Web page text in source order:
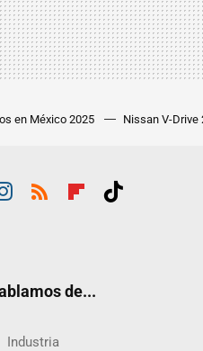
en México 2025 Nissan V-Drive
de...
Industria